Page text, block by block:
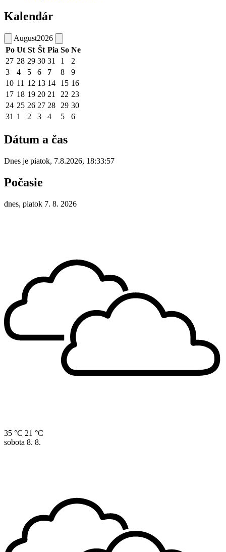
Kalendár
August2026
Po Ut St Št Pia So Ne
27 28 29 30 31 1
2
3
4 5 6 7 8
9
10 11 12 13 14 15 16
17 18 19 20 21 22 23
24 25 26 27 28 29 30
31 1 2 3 4 5 6
Dátum a čas
Dnes je piatok, 7.8.2026, 18:33:57
Počasie
dnes, piatok 7. 8. 2026
35 °C 21 °C
sobota 8. 8.